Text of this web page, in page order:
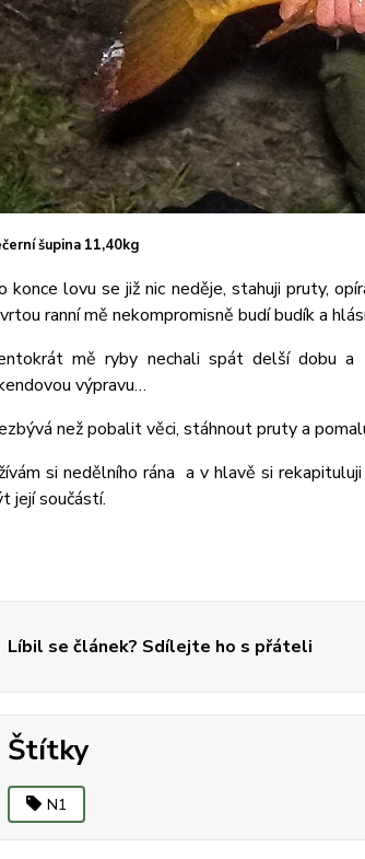
šupina 11,40kg
konce lovu se již nic neděje, stahuji pruty,
ranní mě nekompromisně budí budík a
mě ryby nechali spát delší dobu a
výpravu…
než pobalit věci, stáhnout pruty a
si nedělního rána a v hlavě si
její součástí.
Líbil se článek? Sdílejte ho s přáteli
Štítky
N1